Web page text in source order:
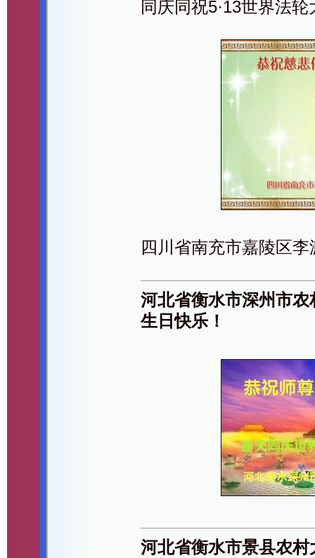
同庆同祝5·13世界法
四川省南充市嘉陵区
河北省衡水市深州市
生日快乐！
河北省衡水市景县农